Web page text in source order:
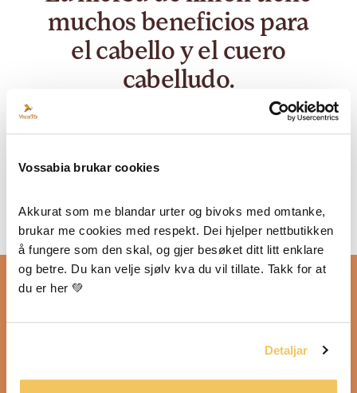
Vossabia brukar cookies
Akkurat som me blandar urter og bivoks med omtanke,
brukar me cookies med respekt. Dei hjelper nettbutikken
å fungere som den skal, og gjer besøket ditt litt enklare
og betre. Du kan velje sjølv kva du vil tillate. Takk for at
du er her 💚
Detaljar
muchos beneficios para
el cabello y el cuero
cabelludo.
¡Y además huele divinamente fresco y
fortalecer, dar brillo, volumen y controlar el
más refrescantes!